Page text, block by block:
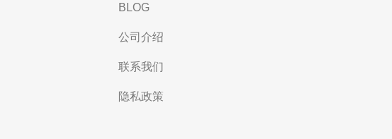
BLOG
公司介绍
联系我们
隐私政策